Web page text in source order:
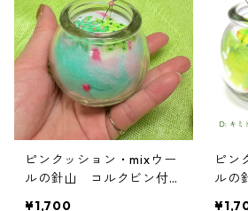
ピンクッション・mixウー
ルの針山 コルクビン付
¥1,700
ピン
ルの